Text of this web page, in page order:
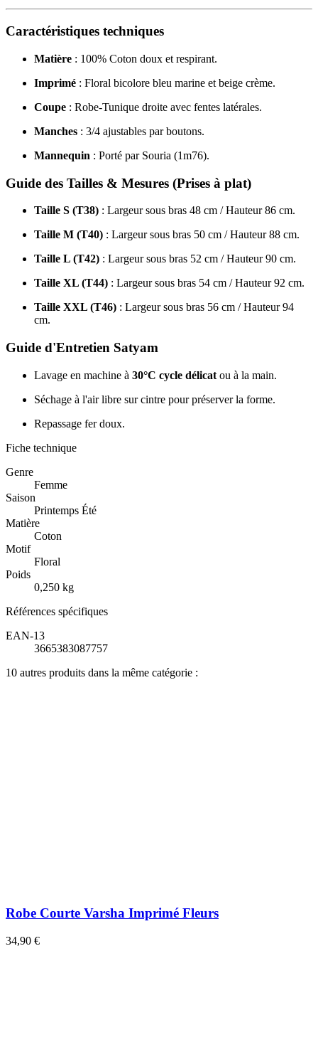
Caractéristiques techniques
Matière : 100% Coton doux et respirant.
Imprimé : Floral bicolore bleu marine et beige crème.
Coupe : Robe-Tunique droite avec fentes latérales.
Manches : 3/4 ajustables par boutons.
Mannequin : Porté par Souria (1m76).
Guide des Tailles & Mesures (Prises à plat)
Taille S (T38) : Largeur sous bras 48 cm / Hauteur 86 cm.
Taille M (T40) : Largeur sous bras 50 cm / Hauteur 88 cm.
Taille L (T42) : Largeur sous bras 52 cm / Hauteur 90 cm.
Taille XL (T44) : Largeur sous bras 54 cm / Hauteur 92 cm.
Taille XXL (T46) : Largeur sous bras 56 cm / Hauteur 94
cm.
Guide d'Entretien Satyam
Lavage en machine à 30°C cycle délicat ou à la main.
Séchage à l'air libre sur cintre pour préserver la forme.
Repassage fer doux.
Fiche technique
Genre
Femme
Saison
Printemps Été
Matière
Coton
Motif
Floral
Poids
0,250 kg
Références spécifiques
EAN-13
3665383087757
10 autres produits dans la même catégorie :
Robe Courte Varsha Imprimé Fleurs
34,90 €